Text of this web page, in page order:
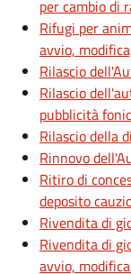
per cambio di
Rifugi per
avvio,
Rilascio
Rilascio
pubblicità
Rilascio della
Rinnovo
Ritiro di
deposito
Rivendita di
Rivendita di
avvio,